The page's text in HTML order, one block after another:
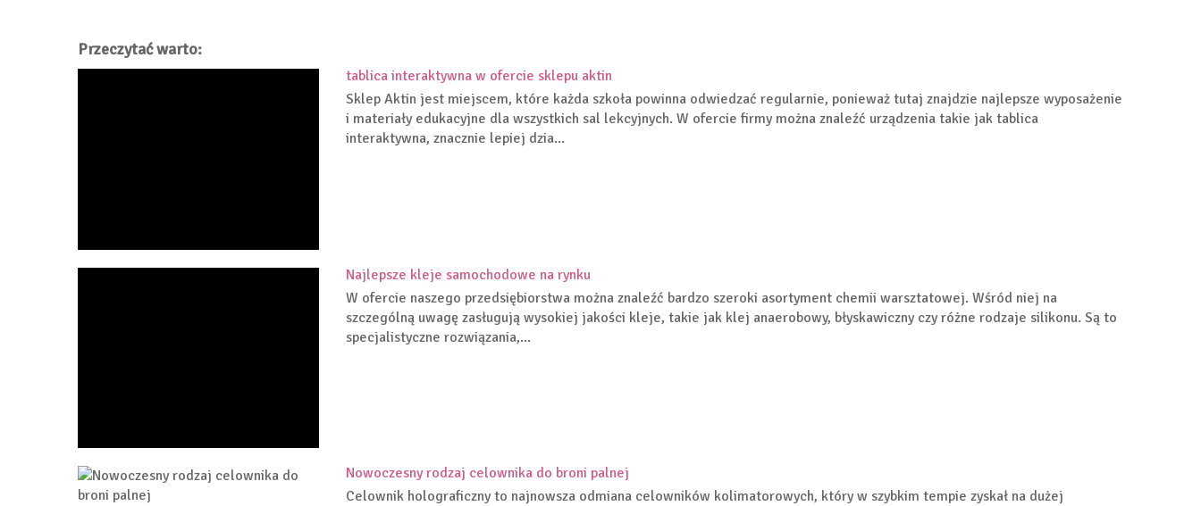
Przeczytać warto:
tablica interaktywna w ofercie sklepu aktin
Sklep Aktin jest miejscem, które każda szkoła powinna odwiedzać regularnie, ponieważ tutaj znajdzie najlepsze wyposażenie
i materiały edukacyjne dla wszystkich sal lekcyjnych. W ofercie firmy można znaleźć urządzenia takie jak tablica
interaktywna, znacznie lepiej dzia...
Najlepsze kleje samochodowe na rynku
W ofercie naszego przedsiębiorstwa można znaleźć bardzo szeroki asortyment chemii warsztatowej. Wśród niej na
szczególną uwagę zasługują wysokiej jakości kleje, takie jak klej anaerobowy, błyskawiczny czy różne rodzaje silikonu. Są to
specjalistyczne rozwiązania,...
Nowoczesny rodzaj celownika do broni palnej
Celownik holograficzny to najnowsza odmiana celowników kolimatorowych, który w szybkim tempie zyskał na dużej